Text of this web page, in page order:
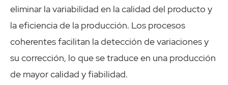
eliminar la variabilidad en la calidad del producto y
la eficiencia de la producción. Los procesos
coherentes facilitan la detección de variaciones y
su corrección, lo que se traduce en una producción
de mayor calidad y fiabilidad.